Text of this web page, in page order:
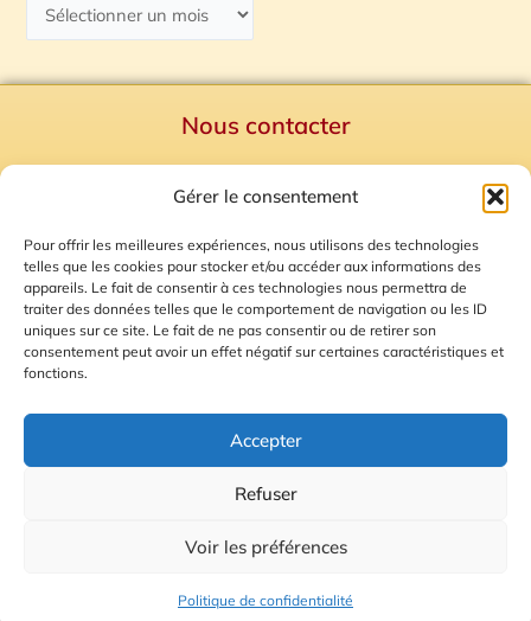
Gérer le consentement
Pour offrir les meilleures expériences, nous utilisons des technologies
telles que les cookies pour stocker et/ou accéder aux informations des
appareils. Le fait de consentir à ces technologies nous permettra de
traiter des données telles que le comportement de navigation ou les ID
uniques sur ce site. Le fait de ne pas consentir ou de retirer son
consentement peut avoir un effet négatif sur certaines caractéristiques et
fonctions.
Accepter
Refuser
Voir les préférences
Politique de confidentialité
Nous contacter
Mentions Légales
Plan du site
Gestion des Cookies
© 2026 Radio Calade